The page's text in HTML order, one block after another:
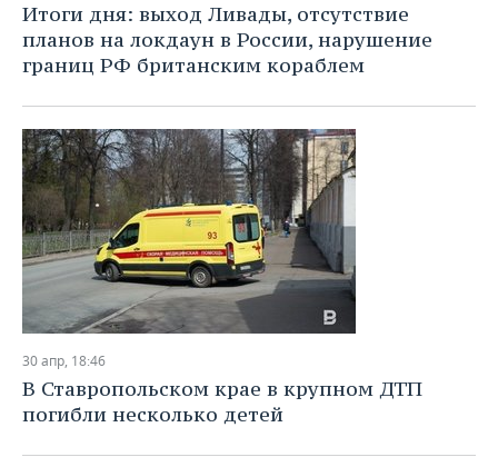
Итоги дня: выход Ливады, отсутствие
планов на локдаун в России, нарушение
границ РФ британским кораблем
30 апр, 18:46
В Ставропольском крае в крупном ДТП
погибли несколько детей